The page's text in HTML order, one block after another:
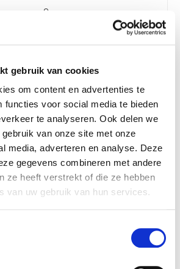
gebruik van cookies
om content en advertenties te
functies voor social media te bieden
te analyseren. Ook delen we
van onze site met onze
media, adverteren en analyse. Deze
gegevens combineren met andere
ze heeft verstrekt of die ze hebben
van uw gebruik van hun services.
0 cm
0 cm
1176895
marktdeelnemer in de EU
winkels